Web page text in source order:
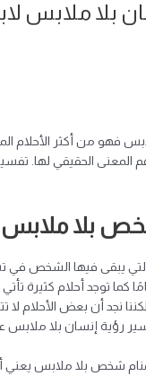
بلا ملابس
فهو من أكثر الأحلام
المعنى الحقيقي لها.
بلا ملابس
يبقى فيها الشخص في
كما توجد أحلام كثيرة
لكننا نجد أن بعض الأحلام لا
رؤية إنسان بلا ملابس
شخص بلا ملابس